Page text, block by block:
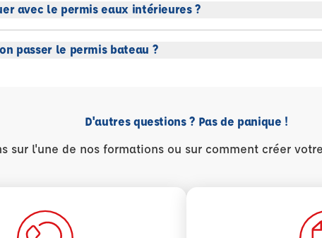
avec le permis eaux intérieures ?
passer le permis bateau ?
D'autres questions ? Pas de panique !
sur l'une de nos formations ou sur comment créer